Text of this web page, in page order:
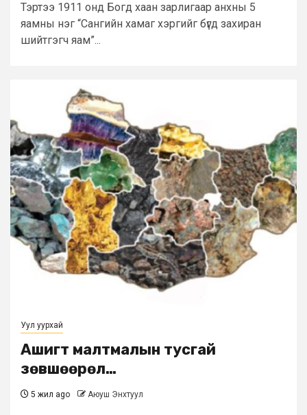
Тэртээ 1911 онд Богд хаан зарлигаар анхны 5
яамны нэг “Сангийн хамаг хэргийг бүгд захиран
шийтгэгч яам”...
Уул уурхай
Ашигт малтмалын тусгай
зөвшөөрөл…
5 жил ago Аюуш Энхтуул